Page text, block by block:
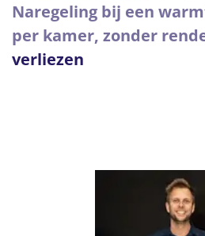
Naregeling bij een
per kamer, zonder
verliezen